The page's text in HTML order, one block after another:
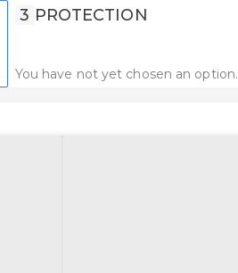
3 PROTECTION
You have not yet chosen an option.